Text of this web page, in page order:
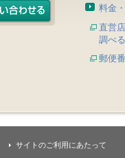
料金
直営
調べる
郵便
サイトのご利用にあたって